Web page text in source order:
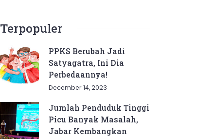
Terpopuler
PPKS Berubah Jadi
Satyagatra, Ini Dia
Perbedaannya!
December 14, 2023
Jumlah Penduduk Tinggi
Picu Banyak Masalah,
Jabar Kembangkan